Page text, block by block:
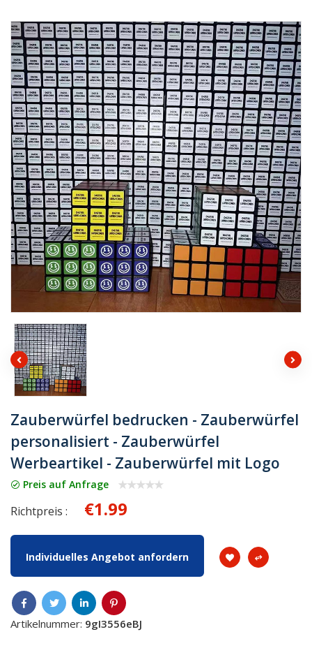
Zauberwürfel bedrucken - Zauberwürfel
personalisiert - Zauberwürfel
Werbeartikel - Zauberwürfel mit Logo
Preis auf Anfrage
Richtpreis : €1.99
Individuelles Angebot anfordern
Artikelnummer: 9gI3556eBJ